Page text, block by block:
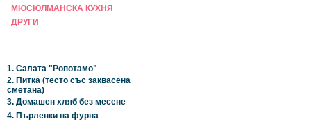
МЮСЮЛМАНСКА КУХНЯ
ДРУГИ
1. Салата "Ропотамо"
2. Питка (тесто със заквасена
сметана)
3. Домашен хляб без месене
4. Пърленки на фурна